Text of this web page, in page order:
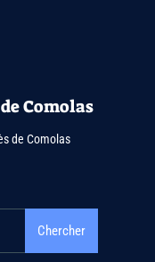
Comolas
de Comolas
Chercher